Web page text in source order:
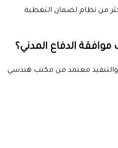
من نظام لضمان التغطية
الدفاع المدني؟
والتنفيذ معتمد من مكتب هندسي